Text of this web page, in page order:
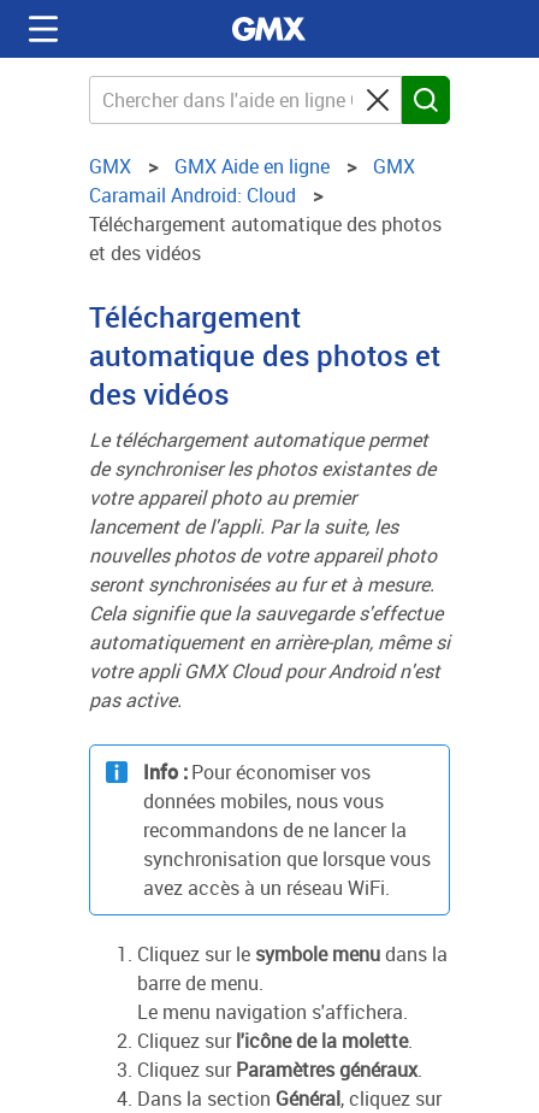
GMX GMX Aide en ligne
GMX
Caramail Android: Cloud
Téléchargement automatique des photos
et des vidéos
Téléchargement
automatique des photos et
des vidéos
Le téléchargement automatique permet
de synchroniser les photos existantes de
votre appareil photo au premier
lancement de l'appli. Par la suite, les
nouvelles photos de votre appareil photo
seront synchronisées au fur et à mesure.
Cela signifie que la sauvegarde s'effectue
automatiquement en arrière-plan, même si
votre appli GMX Cloud pour Android n'est
pas active.
Info :Pour économiser vos
données mobiles, nous vous
recommandons de ne lancer la
synchronisation que lorsque vous
avez accès à un réseau WiFi.
Cliquez sur le symbole menudans la
barre de menu.
Le menu navigation s'affichera.
Cliquez surl'icône de la molette.
Cliquez surParamètres généraux.
Dans la section Général, cliquez sur